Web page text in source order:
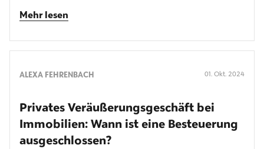
Mehr lesen
ALEXA FEHRENBACH 01. Okt. 2024
Privates Veräußerungs­geschäft bei
Immobilien: Wann ist eine Besteuerung
ausgeschlossen?